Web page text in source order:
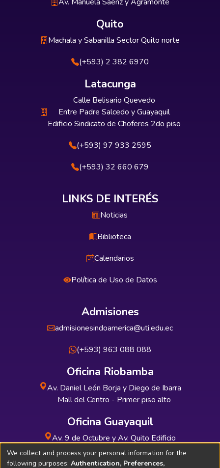
Quito
Machala y Sabanilla Sector Quito norte
(+593) 2 382 6970
Latacunga
Calle Belisario Quevedo
Entre Padre Salcedo y Guayaquil
Edificio Sindicato de Choferes 2do piso
(+593) 97 933 2595
(+593) 32 660 679
LINKS DE INTERÉS
Noticias
Biblioteca
Calendarios
Política de Uso de Datos
Admisiones
admisionesindoamerica@uti.edu.ec
(+593) 963 088 088
Oficina Riobamba
Av. Daniel León Borja y Diego de Ibarra
Mall del Centro - Primer piso alto
Oficina Guayaquil
Av. 9 de Octubre y Av. Quito Edificio
INDUAUTO - Planta baja
We collect and process your personal information for the
following purposes: Authentication, Preferences,